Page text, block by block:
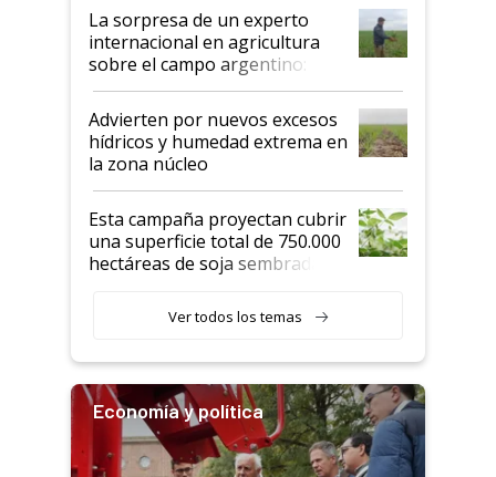
La sorpresa de un experto
internacional en agricultura
sobre el campo argentino:
"Estoy muy impresionado"
Advierten por nuevos excesos
hídricos y humedad extrema en
la zona núcleo
Esta campaña proyectan cubrir
una superficie total de 750.000
hectáreas de soja sembradas
variedades que marcan un
salto tecnológico en genética y
Ver todos los temas
Economía y política